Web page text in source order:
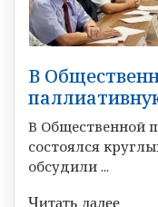
В
В Общественной
состоялся
обсудили ...
Читать далее